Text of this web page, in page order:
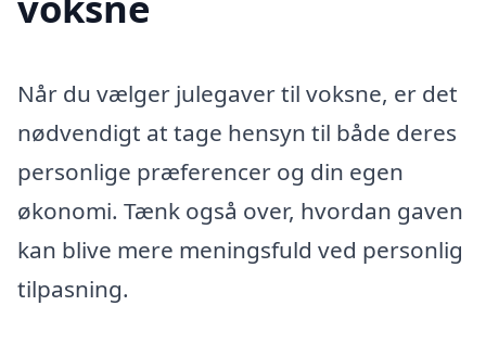
Når du vælger julegaver til voksne, er det
nødvendigt at tage hensyn til både deres
personlige præferencer og din egen
økonomi. Tænk også over, hvordan gaven
kan blive mere meningsfuld ved personlig
tilpasning.